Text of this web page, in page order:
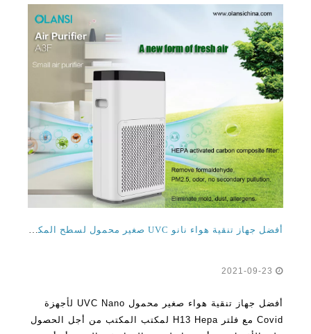
أفضل جهاز تنقية هواء نانو UVC صغير محمول لسطح المكتب لـ Covid مع فلتر H13 Hepa لمكتب المكتب
أفضل جهاز تنقية هواء صغير محمول UVC Nano لأجهزة
Covid مع فلتر H13 Hepa لمكتب المكتب من أجل الحصول